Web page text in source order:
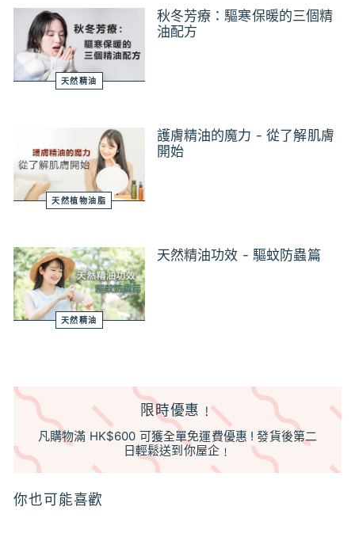
天然精油
秋冬芳療：驅寒保暖的三個精
油配方
天然植物油脂
護膚精油的魔力 - 從了解肌膚
開始
天然精油
天然精油功效 - 驅蚊防蟲篇
限時優惠﹗
凡購物滿 HK$600 可獲全單免運費優惠 ! 發貨後第二
日輕鬆送到你屋企﹗
你也可能喜歡